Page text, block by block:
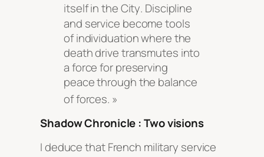
itself in the City. Discipline
and service become tools
of individuation where the
death drive transmutes into
a force for preserving
peace through the balance
of forces. »
Shadow Chronicle : Two visions
I deduce that French military service